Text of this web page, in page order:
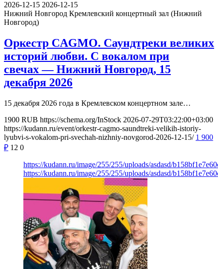
2026-12-15 2026-12-15
Нижний Новгород Кремлевский концертный зал (Нижний
Новгород)
Оркестр CAGMO. Саундтреки великих
историй любви. С вокалом при
свечах — Нижний Новгород, 15
декабря 2026
15 декабря 2026 года в Кремлевском концертном зале…
1900 RUB https://schema.org/InStock 2026-07-29T03:22:00+03:00
https://kudann.ru/event/orkestr-cagmo-saundtreki-velikih-istoriy-
lyubvi-s-vokalom-pri-svechah-nizhniy-novgorod-2026-12-15/ 1 900
₽ 12 0
https://kudann.ru/image/255/255/uploads/asdasd/
https://kudann.ru/image/255/255/uploads/asdasd/